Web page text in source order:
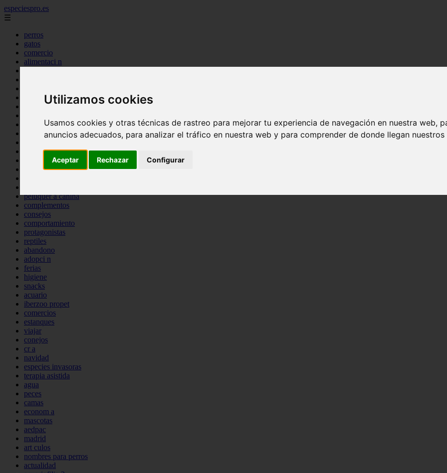
Utilizamos cookies
Usamos cookies y otras técnicas de rastreo para mejorar tu experiencia de navegación en nuestra web,
anuncios adecuados, para analizar el tráfico en nuestra web y para comprender de donde llegan
Aceptar Rechazar Configurar
especiespro.es
☰
perros
gatos
comercio
alimentaci n
tenencia responsable
marketing
peque os mam feros
legislaci n
peluquer a canina
complementos
consejos
comportamiento
protagonistas
reptiles
abandono
adopci n
ferias
higiene
snacks
acuario
iberzoo propet
comercios
estanques
viajar
conejos
cr a
navidad
especies invasoras
terapia asistida
agua
peces
camas
econom a
mascotas
aedpac
madrid
art culos
nombres para perros
actualidad